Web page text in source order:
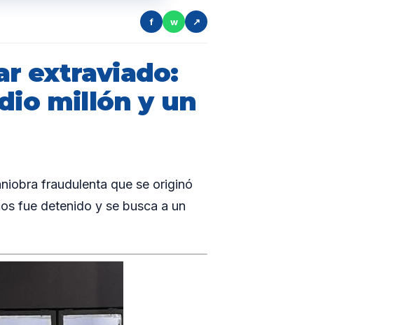
f w ↗
extraviado:
millón y un
fraudulenta que se originó
fue detenido y se busca a un